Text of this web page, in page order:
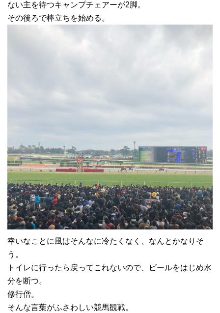
ない主を待つキャンプチェアーが2脚。
その後ろで棒立ちを始める。
幸いなことに風はそんなに冷たくなく、なんとかなりそ
う。
トイレに行ったら戻ってこれないので、ビールをはじめ水
分を断つ。
修行僧。
そんな言葉がふさわしい競馬観戦。